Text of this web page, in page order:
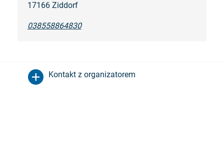
17166 Ziddorf
038558864830
Kontakt z organizatorem